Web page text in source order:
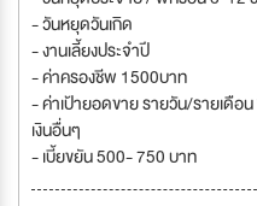
- วันหยุดวันเกิด
- งานเลี้ยงประจำปี
- ค่าครองชีพ 1500บาท
- ค่าเป้ายอดขาย รายวัน/รายเดือ
เงินอื่นๆ
- เบี้ยขยัน 500- 750 บาท